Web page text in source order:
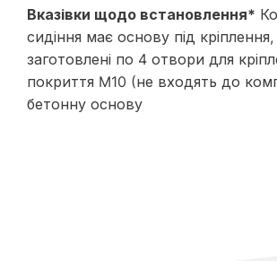
Вказівки щодо встановлення*
сидіння має основу під
заготовлені по 4 отвори для
покриття M10 (не входять до
бетонну основу